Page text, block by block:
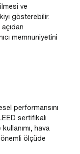
ve
gösterebilir.
memnuniyetini
performansını
sertifikalı
hava
ölçüde